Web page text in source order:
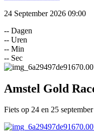
24 September 2026 09:00
-- Dagen
-- Uren
-- Min
-- Sec
Amstel Gold
Fiets op 24 en 25